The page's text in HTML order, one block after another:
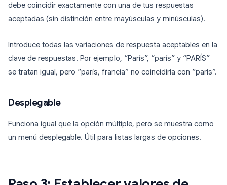
debe coincidir exactamente con una de tus respuestas
aceptadas (sin distinción entre mayúsculas y minúsculas).
Introduce todas las variaciones de respuesta aceptables en la
clave de respuestas. Por ejemplo, “París”, “parís” y “PARÍS”
se tratan igual, pero “parís, francia” no coincidiría con “parís”.
Desplegable
Funciona igual que la opción múltiple, pero se muestra como
un menú desplegable. Útil para listas largas de opciones.